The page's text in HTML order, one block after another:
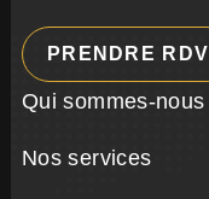
PRENDRE RDV
Qui sommes-nous
Nos services